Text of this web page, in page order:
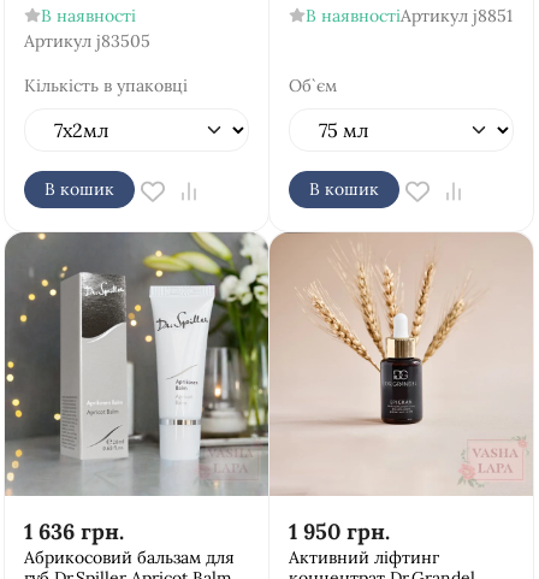
В наявності
Артикул j83505
Кількість в упаковці
В кошик
В наявностіАртикул j8851
Об`єм
В кошик
1 636 грн.
Абрикосовий бальзам для
1 950 грн.
Активний ліфтинг